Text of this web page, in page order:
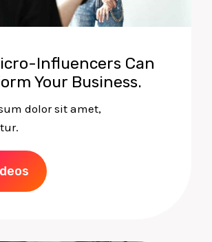
Influencers Can
Your Business.
dolor sit amet,